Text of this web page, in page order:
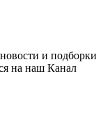
и подборки
на наш Канал